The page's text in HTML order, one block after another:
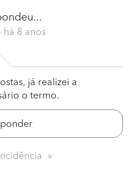
há 8 anos
já realizei a
o termo.